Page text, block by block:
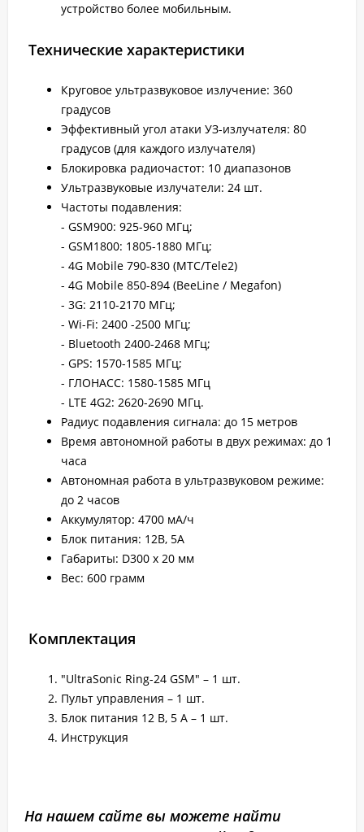
устройство более мобильным.
Технические характеристики
Круговое ультразвуковое излучение: 360
градусов
Эффективный угол атаки УЗ-излучателя: 80
градусов (для каждого излучателя)
Блокировка радиочастот: 10 диапазонов
Ультразвуковые излучатели: 24 шт.
Частоты подавления:
- GSM900: 925-960 МГц;
- GSM1800: 1805-1880 МГц;
- 4G Mobile 790-830 (MTC/Tele2)
- 4G Mobile 850-894 (BeeLine / Megafon)
- 3G: 2110-2170 МГц;
- Wi-Fi: 2400 -2500 МГц;
- Bluetooth 2400-2468 МГц;
- GPS: 1570-1585 МГц;
- ГЛОНАСС: 1580-1585 МГц
- LTE 4G2: 2620-2690 МГц.
Радиус подавления сигнала: до 15 метров
Время автономной работы в двух режимах: до 1
часа
Автономная работа в ультразвуковом режиме:
до 2 часов
Аккумулятор: 4700 мА/ч
Блок питания: 12В, 5А
Габариты: D300 х 20 мм
Вес: 600 грамм
Комплектация
"UltraSonic Ring-24 GSM" – 1 шт.
Пульт управления – 1 шт.
Блок питания 12 В, 5 А – 1 шт.
Инструкция
На нашем сайте вы можете найти